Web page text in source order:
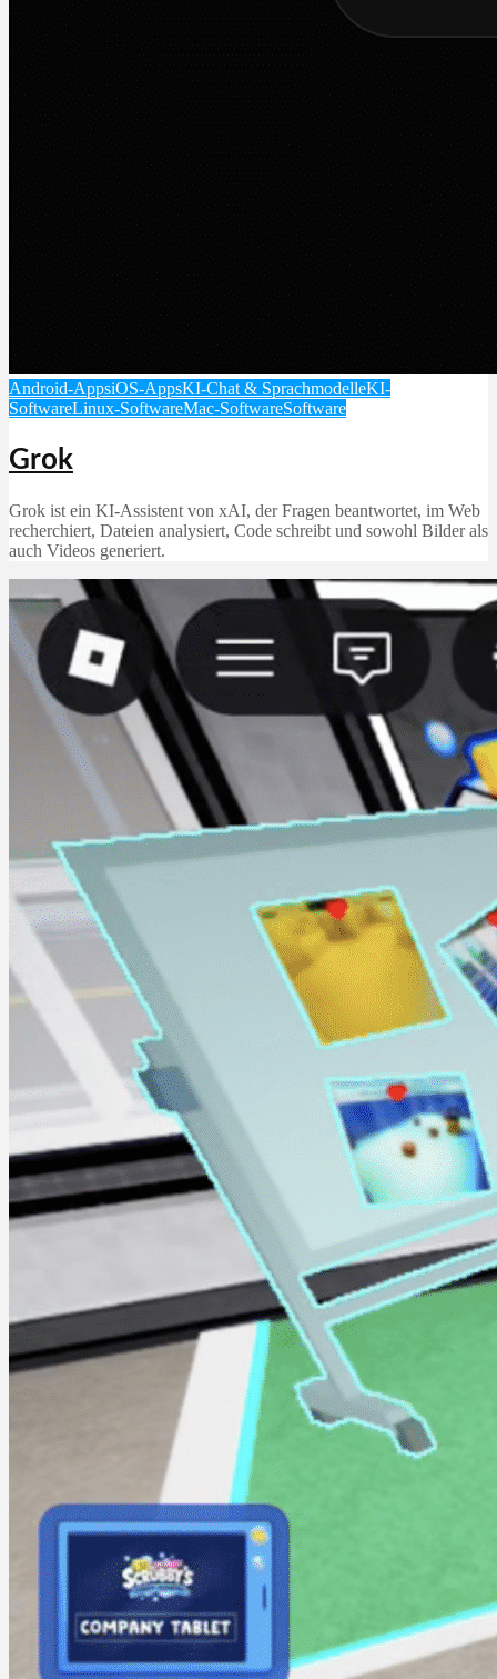
Android-AppsiOS-AppsKI-Chat & SprachmodelleKI-
SoftwareLinux-SoftwareMac-SoftwareSoftware
Grok
Grok ist ein KI‑Assistent von xAI, der Fragen beantwortet, im Web
recherchiert, Dateien analysiert, Code schreibt und sowohl Bilder als
auch Videos generiert.